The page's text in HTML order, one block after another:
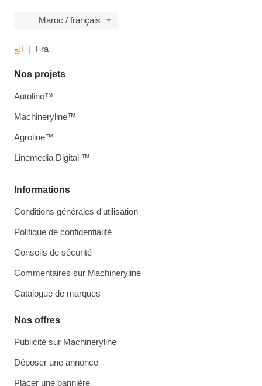
Maroc / français
الع Fra
Informations
Conditions générales d'utilisation
Politique de confidentialité
Conseils de sécurité
Commentaires sur Machineryline
Catalogue de marques
Nos offres
Publicité sur Machineryline
Déposer une annonce
Placer une bannière
Nos projets
Autoline™
Machineryline™
Agroline™
Linemedia Digital ™